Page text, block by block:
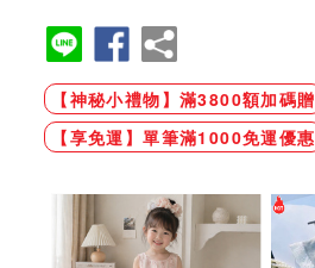
【神秘小禮物】滿3800額加碼贈
【享免運】單筆滿1000免運優惠